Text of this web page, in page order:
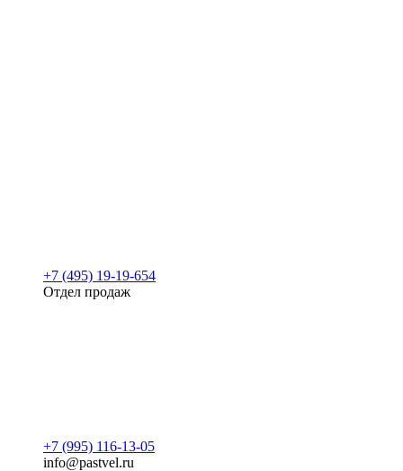
+7 (495) 19-19-654
Отдел продаж
+7 (995) 116-13-05
info@pastvel.ru